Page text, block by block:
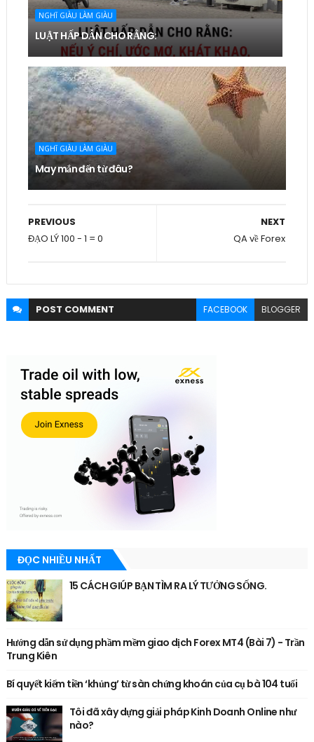
NGHĨ GIÀU LÀM GIÀU
LUẬT HẤP DẪN CHO RẰNG:
NGHĨ GIÀU LÀM GIÀU
May mắn đến từ đâu?
NEXT
QA về Forex
PREVIOUS
ĐẠO LÝ 100 - 1 = 0
POST COMMENT FACEBOOK BLOGGER
ĐỌC NHIỀU NHẤT
15 CÁCH GIÚP BẠN TÌM RA LÝ TƯỞNG SỐNG.
Hướng dẫn sử dụng phầm mềm giao dịch Forex MT4 (Bài 7) - Trần
Trung Kiên
Bí quyết kiếm tiền ‘khủng’ từ sàn chứng khoán của cụ bà 104 tuổi
Tôi đã xây dựng giải pháp Kinh Doanh Online như
nào?